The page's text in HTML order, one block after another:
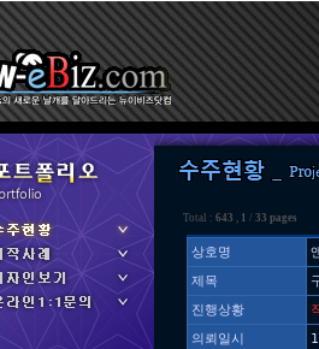
Total : 643 , 1 / 33 pages
상호명
제목
진행상황
의뢰일시
주현황
작사례